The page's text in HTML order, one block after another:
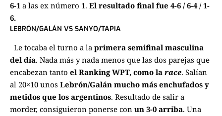
6-1 a las ex número 1. El resultado final fue 4-6 / 6-4 / 1-
6.
LEBRÓN/GALÁN VS SANYO/TAPIA
Le tocaba el turno a la primera semifinal masculina
del día. Nada más y nada menos que las dos parejas que
encabezan tanto el Ranking WPT, como la race. Salían
al 20×10 unos Lebrón/Galán mucho más enchufados y
metidos que los argentinos. Resultado de salir a
morder, consiguieron ponerse con un 3-0 arriba. Una